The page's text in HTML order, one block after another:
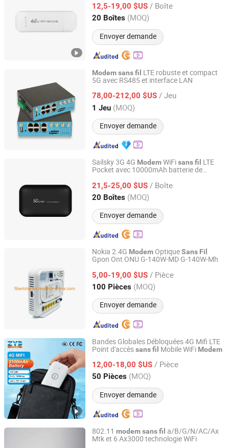
12,5-19,00 $US / Boîte
20 Boîtes (MOQ)
Envoyer demande
Guangdong, China Depuis 2025
Modemsansfil LTE robuste et compact
5G avec RS485 et interface LAN
78,00-212,00 $US / Jeu
1 Jeu (MOQ)
Envoyer demande
Shenzhen E-Lins Communication Co., Limited
Guangdong, China Depuis 2008
Sailsky 3G 4G ModemWiFisansfil LTE
Pocket avec 10000mAh batterie de
21,5-25,00 $US / Boîte
20 Boîtes (MOQ)
Envoyer demande
Shenzhen Shuotian Information Technology Co., Ltd.
Depuis 2025
Nokia 2.4G Modem OptiqueSans Fil
Gpon Ont ONU G-140W-MD G-140W-Mh
5,00-19,00 $US / Pièce
100 Pièces (MOQ)
Envoyer demande
Hongking Communication Technology Shenzhen Co.,
Limited
Guangdong, China Depuis 2010
Bandes Globales Débloquées 4G Mifi LTE
Point d'accèssansfil Mobile WiFi Modem
12,00-18,00 $US / Pièce
50 Pièces (MOQ)
Envoyer demande
ZYDlink (XiaMen) Information Technology Co., Ltd.
Fujian, China Depuis 2026
802.11 modemsansfil a/B/G/N/AC/Ax
Mtk et 6 Ax3000 technologie WiFi
Dongguan Jintaiyi Electronics Co., Ltd.